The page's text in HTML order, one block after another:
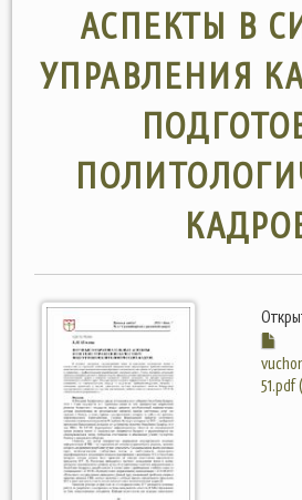
АСПЕКТЫ В
УПРАВЛЕНИЯ
51.pdf